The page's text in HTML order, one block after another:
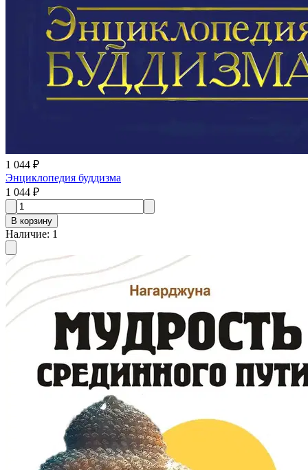
1 044 ₽
Энциклопедия буддизма
1 044 ₽
В корзину
Наличие: 1